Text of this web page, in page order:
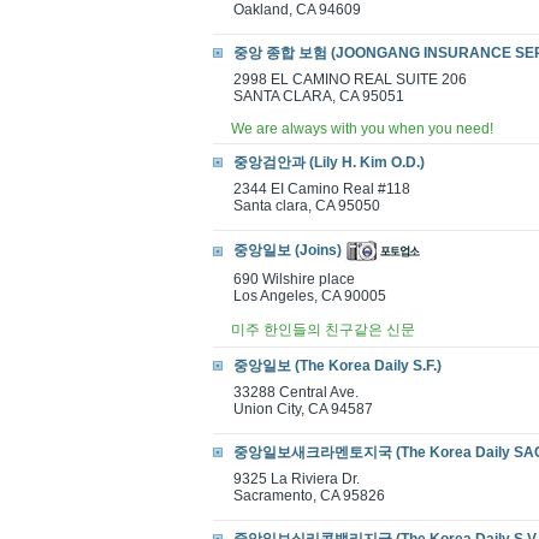
Oakland, CA 94609
중앙 종합 보험 (JOONGANG INSURANCE
2998 EL CAMINO REAL SUITE 206
SANTA CLARA, CA 95051
We are always with you when you need!
중앙검안과 (Lily H. Kim O.D.)
2344 EI Camino Real #118
Santa clara, CA 95050
중앙일보 (Joins)
690 Wilshire place
Los Angeles, CA 90005
미주 한인들의 친구같은 신문
중앙일보 (The Korea Daily S.F.)
33288 Central Ave.
Union City, CA 94587
중앙일보새크라멘토지국 (The Korea Daily
9325 La Riviera Dr.
Sacramento, CA 95826